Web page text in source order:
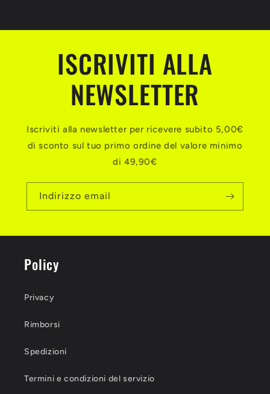
ISCRIVITI ALLA
NEWSLETTER
Iscriviti alla newsletter per ricevere subito 5,00€
di sconto sul tuo primo ordine del valore minimo
di 49,90€
Indirizzo email
Policy
Privacy
Rimborsi
Spedizioni
Termini e condizioni del servizio